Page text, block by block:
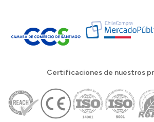
Certificaciones de nuestros